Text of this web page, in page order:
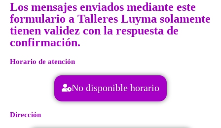
Los mensajes enviados mediante este
formulario a Talleres Luyma solamente
tienen validez con la respuesta de
confirmación.
Horario de atención
No disponible horario
Dirección